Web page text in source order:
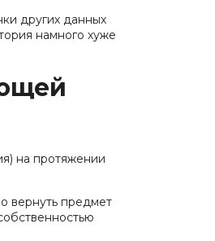
других данных
намного хуже
на протяжении
вернуть предмет